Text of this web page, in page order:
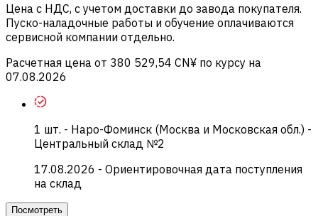
Цена c НДС, с учетом доставки до завода покупателя.
Пуско-наладочные работы и обучение оплачиваются
сервисной компании отдельно.
Расчетная цена от 380 529,54 CN¥ по курсу на
07.08.2026
1 шт. - Наро-Фоминск (Москва и Московская обл.) -
Центральный склад №2
17.08.2026 - Ориентировочная дата поступления
на склад
Посмотреть